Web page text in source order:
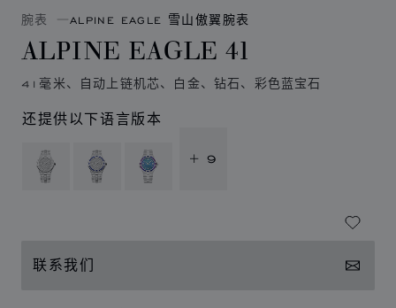
腕表 ALPINE EAGLE 雪山傲翼腕表
ALPINE EAGLE 41
41毫米、自动上链机芯、白金、钻石、彩色蓝宝石
还提供以下语言版本
+ 9
联系我们